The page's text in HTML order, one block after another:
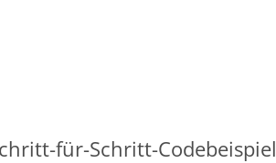
für-Schritt-Codebeispiel